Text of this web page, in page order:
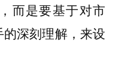
而是要基于对市
深刻理解，来设